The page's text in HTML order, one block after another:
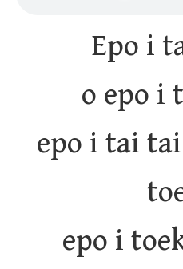
Epo i
o epo i
epo i tai
epo i